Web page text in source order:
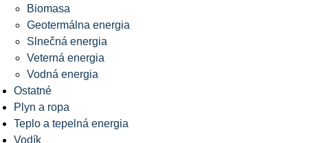
Biomasa
Geotermálna energia
Slnečná energia
Veterná energia
Vodná energia
Ostatné
Plyn a ropa
Teplo a tepelná energia
Vodík